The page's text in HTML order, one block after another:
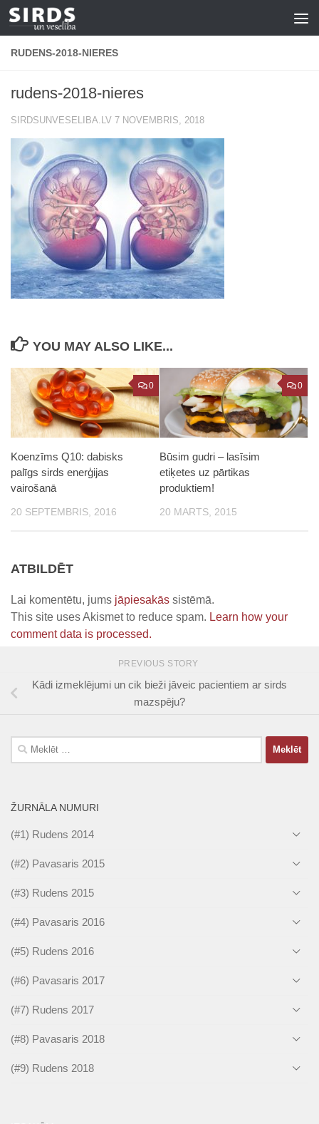
Skip to content
RUDENS-2018-NIERES
rudens-2018-nieres
SIRDSUNVESELIBA.LV 7 NOVEMBRIS, 2018
YOU MAY ALSO LIKE...
0
Koenzīms Q10: dabisks
palīgs sirds enerģijas
vairošanā
20 SEPTEMBRIS, 2016
0
Būsim gudri – lasīsim
etiķetes uz pārtikas
produktiem!
20 MARTS, 2015
ATBILDĒT
Lai komentētu, jums jāpiesakās sistēmā.
This site uses Akismet to reduce spam. Learn how your
comment data is processed.
PREVIOUS STORY
Kādi izmeklējumi un cik bieži jāveic pacientiem ar sirds
mazspēju?
Meklēt:
ŽURNĀLA NUMURI
(#1) Rudens 2014
(#2) Pavasaris 2015
(#3) Rudens 2015
(#4) Pavasaris 2016
(#5) Rudens 2016
(#6) Pavasaris 2017
(#7) Rudens 2017
(#8) Pavasaris 2018
(#9) Rudens 2018